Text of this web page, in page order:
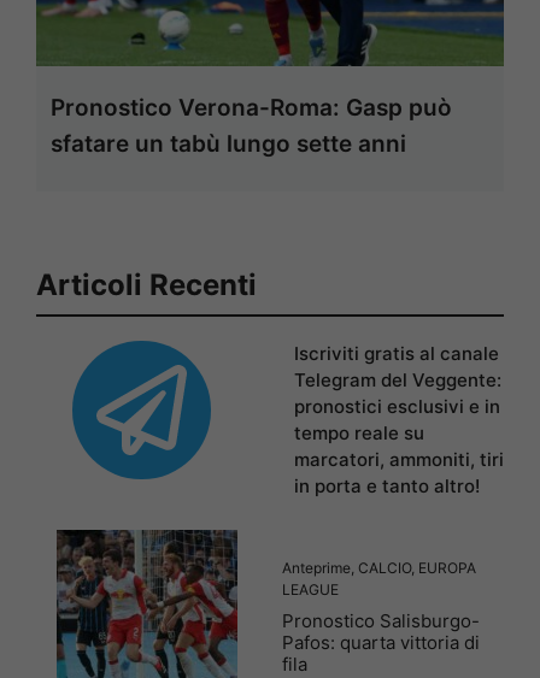
Pronostico Verona-Roma: Gasp può
sfatare un tabù lungo sette anni
Articoli Recenti
Iscriviti gratis al canale
Telegram del Veggente:
pronostici esclusivi e in
tempo reale su
marcatori, ammoniti, tiri
in porta e tanto altro!
Anteprime, CALCIO, EUROPA
LEAGUE
Pronostico Salisburgo-
Pafos: quarta vittoria di
fila